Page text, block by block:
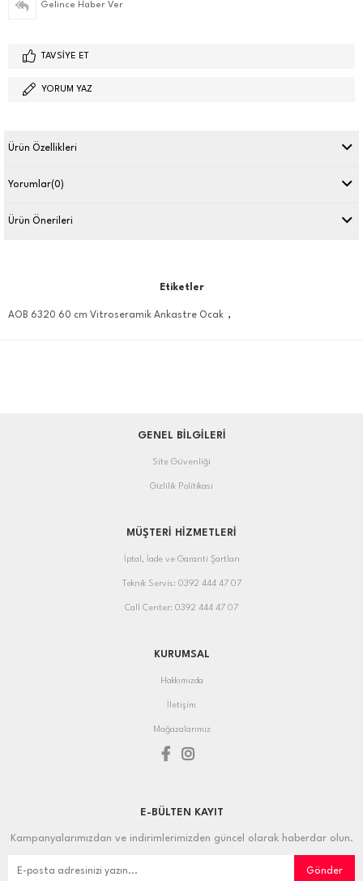
Gelince Haber Ver
TAVSIYE ET
YORUM YAZ
Ürün Özellikleri
Yorumlar(0)
Ürün Önerileri
Etiketler
AOB 6320 60 cm Vitroseramik Ankastre Ocak ,
GENEL BİLGİLERİ
Site Güvenliği
Gizlilik Politikası
MÜŞTERİ HİZMETLERİ
İptal, İade ve Garanti Şartları
Teknik Servis: 0392 444 47 07
Call Center: 0392 444 47 07
KURUMSAL
Hakkımızda
İletişim
Mağazalarımız
E-BÜLTEN KAYIT
Kampanyalarımızdan ve indirimlerimizden güncel olarak haberdar olun.
Gönder